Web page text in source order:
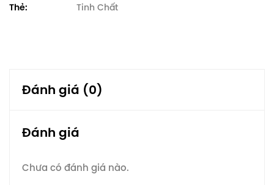
Thẻ:
Tinh Chất
Đánh giá (0)
Đánh giá
Chưa có đánh giá nào.